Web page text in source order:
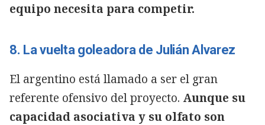
equipo necesita para competir.
8. La vuelta goleadora de Julián Alvarez
El argentino está llamado a ser el gran
referente ofensivo del proyecto. Aunque su
capacidad asociativa y su olfato son